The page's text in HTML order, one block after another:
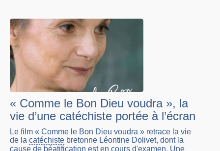
« Comme le Bon Dieu voudra », la
vie d’une catéchiste portée à l’écran
Le film « Comme le Bon Dieu voudra » retrace la vie
de la catéchiste bretonne Léontine Dolivet, dont la
cause de béatification est en cours d'examen. Une